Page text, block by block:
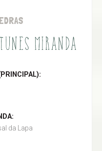
MIRANDA
da Lapa